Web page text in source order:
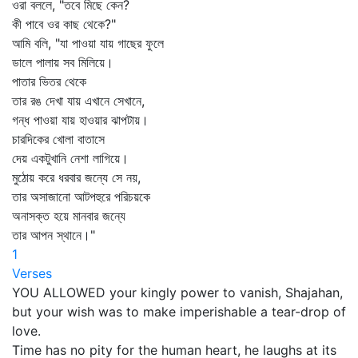
ওরা বললে, "তবে মিছে কেন?
কী পাবে ওর কাছ থেকে?"
আমি বলি, "যা পাওয়া যায় গাছের ফুলে
ডালে পালায় সব মিলিয়ে।
পাতার ভিতর থেকে
তার রঙ দেখা যায় এখানে সেখানে,
গন্ধ পাওয়া যায় হাওয়ার ঝাপটায়।
চারদিকের খোলা বাতাসে
দেয় একটুখানি নেশা লাগিয়ে।
মুঠোয় করে ধরবার জন্যে সে নয়,
তার অসাজানো আটপহুরে পরিচয়কে
অনাসক্ত হয়ে মানবার জন্যে
তার আপন স্থানে।"
1
Verses
YOU ALLOWED your kingly power to vanish, Shajahan,
but your wish was to make imperishable a tear-drop of
love.
Time has no pity for the human heart, he laughs at its